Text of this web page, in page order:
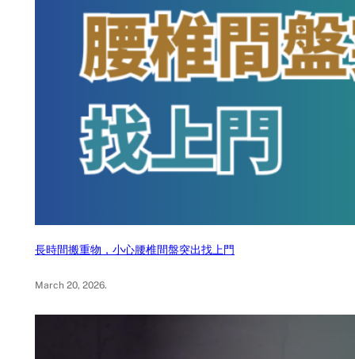
長時間搬重物，小心腰椎間盤突出找上門
March 20, 2026.